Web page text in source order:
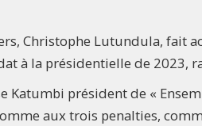
Christophe Lutundula, fait
à la présidentielle de 2023,
Katumbi président de «
aux trois penalties,